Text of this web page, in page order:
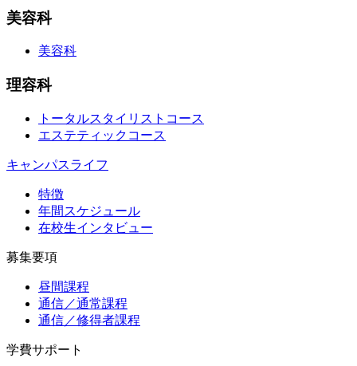
美容科
美容科
理容科
トータルスタイリストコース
エステティックコース
キャンパスライフ
特徴
年間スケジュール
在校生インタビュー
募集要項
昼間課程
通信／通常課程
通信／修得者課程
学費サポート